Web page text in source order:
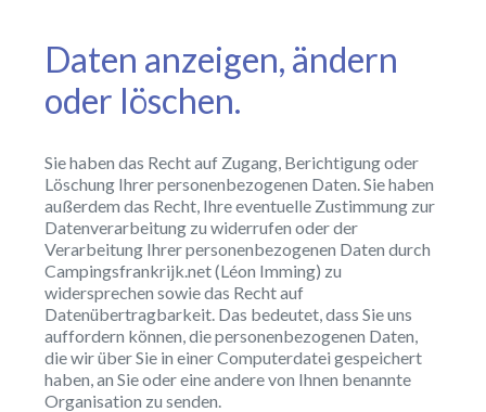
Daten anzeigen, ändern
oder löschen.
Sie haben das Recht auf Zugang, Berichtigung oder
Löschung Ihrer personenbezogenen Daten. Sie haben
außerdem das Recht, Ihre eventuelle Zustimmung zur
Datenverarbeitung zu widerrufen oder der
Verarbeitung Ihrer personenbezogenen Daten durch
Campingsfrankrijk.net (Léon Imming) zu
widersprechen sowie das Recht auf
Datenübertragbarkeit. Das bedeutet, dass Sie uns
auffordern können, die personenbezogenen Daten,
die wir über Sie in einer Computerdatei gespeichert
haben, an Sie oder eine andere von Ihnen benannte
Organisation zu senden.